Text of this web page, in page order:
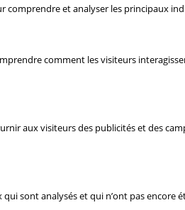
comprendre et analyser les principaux
comment les visiteurs
aux visiteurs des publicités et des
sont analysés et qui n’ont pas encore